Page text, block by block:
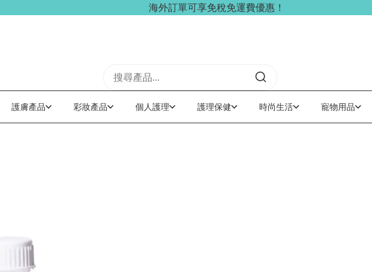
海外訂單可享免稅免運費優惠！
護膚產品 彩妝產品 個人護理 護理保健 時尚生活 寵物用品